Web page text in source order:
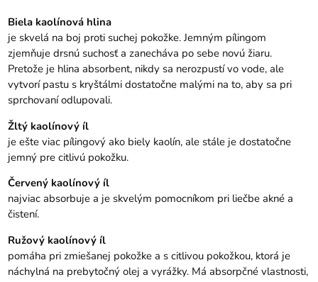
Biela kaolínová hlina
je skvelá na boj proti suchej pokožke. Jemným pílingom
zjemňuje drsnú suchosť a zanecháva po sebe novú žiaru.
Pretože je hlina absorbent, nikdy sa nerozpustí vo vode, ale
vytvorí pastu s kryštálmi dostatočne malými na to, aby sa pri
sprchovaní odlupovali.
Žltý kaolínový íl
je ešte viac pílingový ako biely kaolín, ale stále je dostatočne
jemný pre citlivú pokožku.
Červený kaolínový íl
najviac absorbuje a je skvelým pomocníkom pri liečbe akné a
čistení.
Ružový kaolínový íl
pomáha pri zmiešanej pokožke a s citlivou pokožkou, ktorá je
náchylná na prebytočný olej a vyrážky. Má absorpčné vlastnosti,